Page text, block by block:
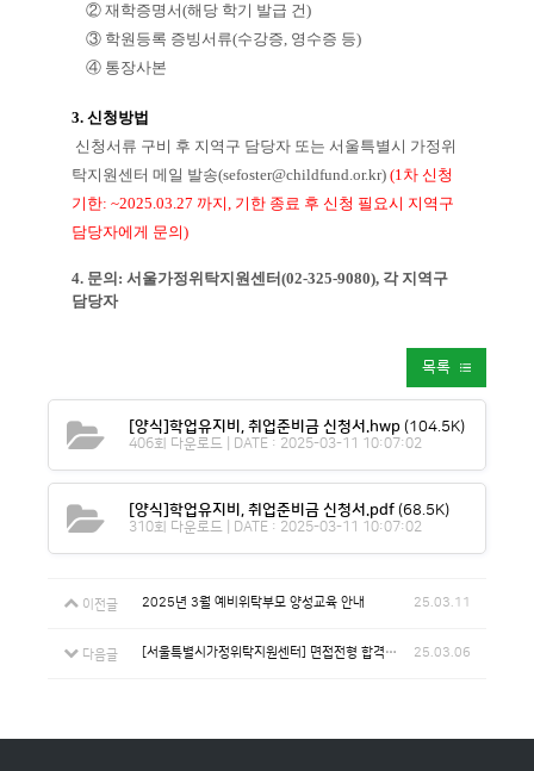
② 재학증명서(해당 학기 발급 건)
③ 학원등록 증빙서류(수강증, 영수증 등)
④ 통장사본
3. 신청방법
신청서류 구비 후 지역구 담당자 또는 서울특별시 가정위
탁지원센터 메일 발송(sefoster@childfund.or.kr) (1차 신청
기한: ~2025.03.27 까지, 기한 종료 후 신청 필요시 지역구
담당자에게 문의)
4. 문의: 서울가정위탁지원센터(02-325-9080), 각 지역구
담당자
목록
[양식]학업유지비, 취업준비금 신청서.hwp (104.5K)
406회 다운로드 | DATE : 2025-03-11 10:07:02
[양식]학업유지비, 취업준비금 신청서.pdf (68.5K)
310회 다운로드 | DATE : 2025-03-11 10:07:02
이전글 2025년 3월 예비위탁부모 양성교육 안내 25.03.11
다음글 [서울특별시가정위탁지원센터] 면접전형 합격자 안내(대체계약직) 25.03.06